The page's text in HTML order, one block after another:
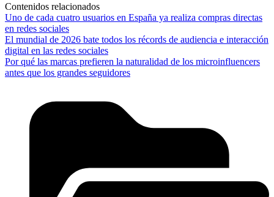
Contenidos relacionados
Uno de cada cuatro usuarios en España ya realiza compras directas
en redes sociales
El mundial de 2026 bate todos los récords de audiencia e interacción
digital en las redes sociales
Por qué las marcas prefieren la naturalidad de los microinfluencers
antes que los grandes seguidores